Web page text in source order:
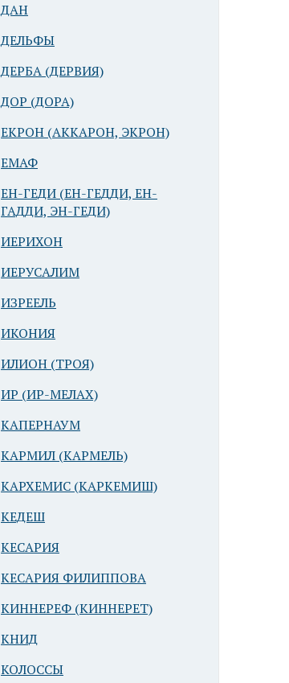
ДАН
ДЕЛЬФЫ
ДЕРБА (ДЕРВИЯ)
ДОР (ДОРА)
ЕКРОН (АККАРОН, ЭКРОН)
ЕМАФ
ЕН-ГЕДИ (ЕН-ГЕДДИ, ЕН-
ГАДДИ, ЭН-ГЕДИ)
ИЕРИХОН
ИЕРУСАЛИМ
ИЗРЕЕЛЬ
ИКОНИЯ
ИЛИОН (ТРОЯ)
ИР (ИР-МЕЛАХ)
КАПЕРНАУМ
КАРМИЛ (КАРМЕЛЬ)
КАРХЕМИС (КАРКЕМИШ)
КЕДЕШ
КЕСАРИЯ
КЕСАРИЯ ФИЛИППОВА
КИННЕРЕФ (КИННЕРЕТ)
КНИД
КОЛОССЫ